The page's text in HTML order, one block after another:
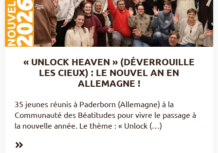
« UNLOCK HEAVEN » (DÉVERROUILLE
LES CIEUX) : LE NOUVEL AN EN
ALLEMAGNE !
35 jeunes réunis à Paderborn (Allemagne) à la
Communauté des Béatitudes pour vivre le passage à
la nouvelle année. Le thème : « Unlock (…)